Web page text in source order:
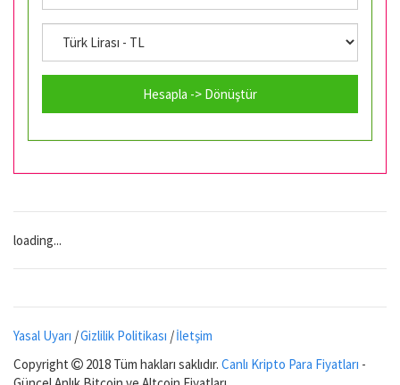
Hesapla -> Dönüştür
loading...
Yasal Uyarı |Gizlilik Politikası |İletşim
Copyright
2018 Tüm hakları saklıdır. Canlı Kripto Para Fiyatları -